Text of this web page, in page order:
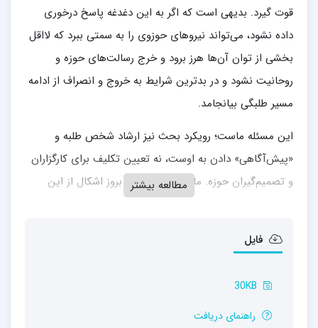
قوت گیرد. بدیهی است که اگر به این دغدغه پاسخ درخوری
داده نشود، می‌تواند نیروهای حوزوی را به سمتی ببرد که لااقل
بخشی از توان آن‌ها هرز برود و خرج رسالت‌های حوزه و
روحانیت نشود و در بدترین شرایط به خروج و انصراف از ادامه
مسیر طلبگی بیانجامد.
این مسئله ماست؛ رویکرد بحث نیز ارشاد شخص طلبه و
«پیش‌آگاهی» دادن به اوست، نه تعیین تکلیف برای کارگزاران
و تصمیم‌گیران حوزه. ما برآنیم تا قبل از بروز اشکال از این
مطالعه بیشتر
فایل
30KB
راهنمای دریافت